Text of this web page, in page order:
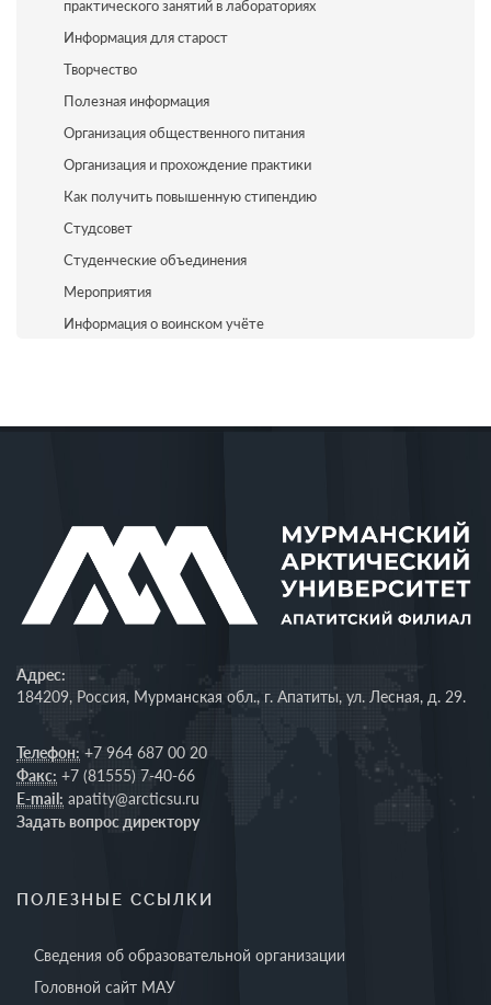
практического занятий в лабораториях
Информация для старост
Творчество
Полезная информация
Организация общественного питания
Организация и прохождение практики
Как получить повышенную стипендию
Студсовет
Студенческие объединения
Мероприятия
Информация о воинском учёте
Адрес:
184209, Россия, Мурманская обл., г. Апатиты, ул. Лесная, д. 29.
Телефон: +7 964 687 00 20
Факс: +7 (81555) 7-40-66
E-mail: apatity@arcticsu.ru
Задать вопрос директору
ПОЛЕЗНЫЕ ССЫЛКИ
Сведения об образовательной организации
Головной сайт МАУ